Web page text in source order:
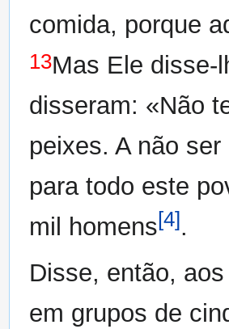
comida, porque
13Mas Ele disse-
disseram: «Não
peixes. A não
para todo este
mil homens[4].
Disse, então,
em grupos de